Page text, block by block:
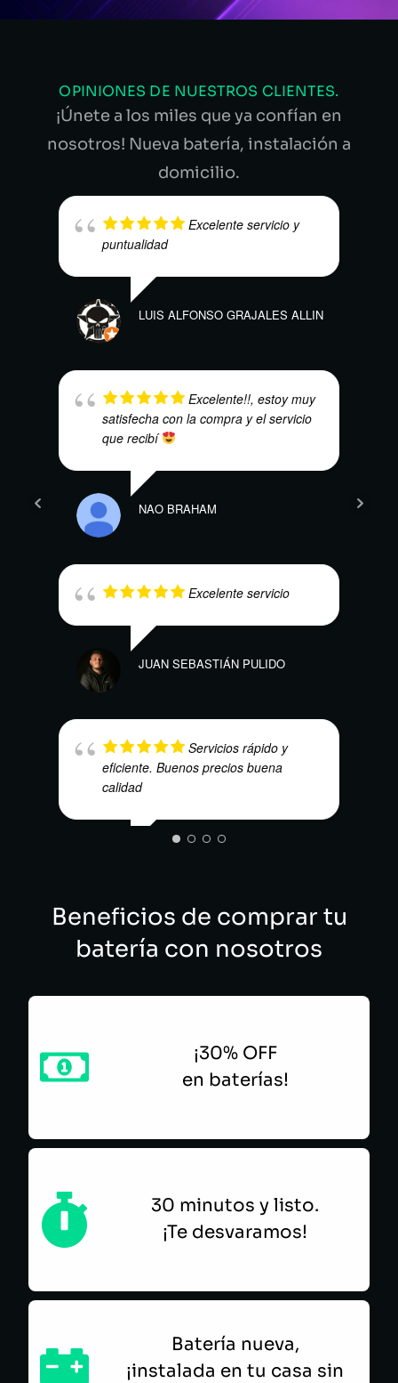
OPINIONES DE NUESTROS CLIENTES.
¡Únete a los miles que ya confían en
nosotros! Nueva batería, instalación a
domicilio.
Excelente servicio y
puntualidad
LUIS ALFONSO GRAJALES ALLIN
Excelente!!, estoy muy
satisfecha con la compra y el servicio
que recibí
NAO BRAHAM
Excelente servicio
JUAN SEBASTIÁN PULIDO
Servicios rápido y
eficiente. Buenos precios buena
calidad
Beneficios de comprar tu
batería con nosotros
¡30% OFF
en baterías!
30 minutos y listo.
¡Te desvaramos!
Batería nueva,
¡instalada en tu casa sin